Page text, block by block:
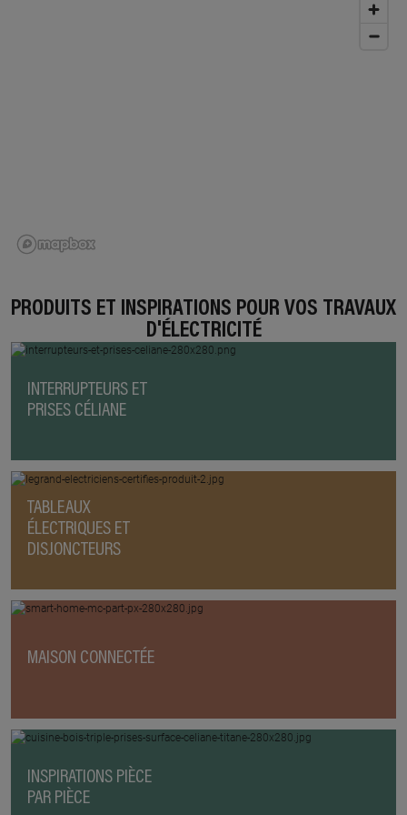
PRODUITS ET INSPIRATIONS POUR VOS TRAVAUX
D'ÉLECTRICITÉ
INTERRUPTEURS ET
PRISES CÉLIANE
TABLEAUX
ÉLECTRIQUES ET
DISJONCTEURS
MAISON CONNECTÉE
INSPIRATIONS PIÈCE
PAR PIÈCE